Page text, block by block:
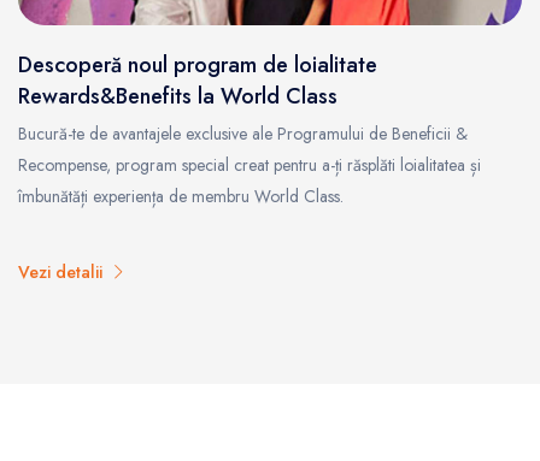
Descoperă noul program de loialitate
Rewards&Benefits la World Class
Bucură-te de avantajele exclusive ale Programului de Beneficii &
Recompense, program special creat pentru a-ți răsplăti loialitatea și
îmbunătăți experiența de membru World Class.
Vezi detalii